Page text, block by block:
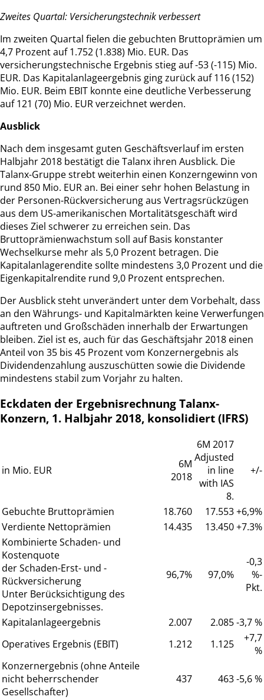
Zweites Quartal: Versicherungstechnik verbessert
Im zweiten Quartal fielen die gebuchten Bruttoprämien um
4,7 Prozent auf 1.752 (1.838) Mio. EUR. Das
versicherungstechnische Ergebnis stieg auf -53 (-115) Mio.
EUR. Das Kapitalanlageergebnis ging zurück auf 116 (152)
Mio. EUR. Beim EBIT konnte eine deutliche Verbesserung
auf 121 (70) Mio. EUR verzeichnet werden.
Ausblick
Nach dem insgesamt guten Geschäftsverlauf im ersten
Halbjahr 2018 bestätigt die Talanx ihren Ausblick. Die
Talanx-Gruppe strebt weiterhin einen Konzerngewinn von
rund 850 Mio. EUR an. Bei einer sehr hohen Belastung in
der Personen-Rückversicherung aus Vertragsrückzügen
aus dem US-amerikanischen Mortalitätsgeschäft wird
dieses Ziel schwerer zu erreichen sein. Das
Bruttoprämienwachstum soll auf Basis konstanter
Wechselkurse mehr als 5,0 Prozent betragen. Die
Kapitalanlagerendite sollte mindestens 3,0 Prozent und die
Eigenkapitalrendite rund 9,0 Prozent entsprechen.
Der Ausblick steht unverändert unter dem Vorbehalt, dass
an den Währungs- und Kapitalmärkten keine Verwerfungen
auftreten und Großschäden innerhalb der Erwartungen
bleiben. Ziel ist es, auch für das Geschäftsjahr 2018 einen
Anteil von 35 bis 45 Prozent vom Konzernergebnis als
Dividendenzahlung auszuschütten sowie die Dividende
mindestens stabil zum Vorjahr zu halten.
Eckdaten der Ergebnisrechnung Talanx-
Konzern, 1. Halbjahr 2018, konsolidiert (IFRS)
in Mio. EUR
6M
2018
6M 2017
Adjusted
in line
with IAS
8.
+/-
Gebuchte Bruttoprämien 18.760 17.553+6,9%
Verdiente Nettoprämien
14.435 13.450+7.3%
Kombinierte Schaden- und
Kostenquote
der Schaden-Erst- und -
Rückversicherung
Unter Berücksichtigung des
Depotzinsergebnisses.
96,7% 97,0%
-0,3
%-
Pkt.
Kapitalanlageergebnis 2.007 2.085-3,7 %
Operatives Ergebnis (EBIT)
1.212 1.125
+7,7
%
Konzernergebnis (ohne Anteile
nicht beherrschender
Gesellschafter)
437 463-5,6 %